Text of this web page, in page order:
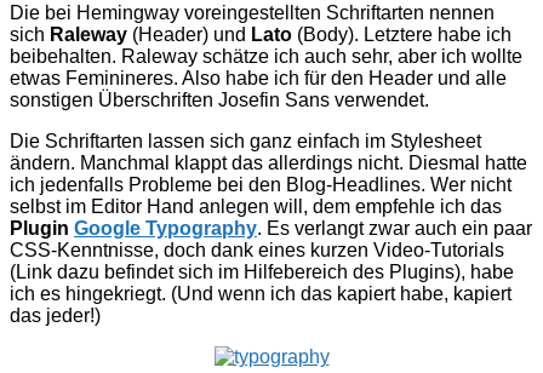
Die bei Hemingway voreingestellten Schriftarten nennen
sich Raleway (Header) und Lato (Body). Letztere habe ich
beibehalten. Raleway schätze ich auch sehr, aber ich wollte
etwas Feminineres. Also habe ich für den Header und alle
sonstigen Überschriften Josefin Sans verwendet.
Die Schriftarten lassen sich ganz einfach im Stylesheet
ändern. Manchmal klappt das allerdings nicht. Diesmal hatte
ich jedenfalls Probleme bei den Blog-Headlines. Wer nicht
selbst im Editor Hand anlegen will, dem empfehle ich das
Plugin Google Typography. Es verlangt zwar auch ein paar
CSS-Kenntnisse, doch dank eines kurzen Video-Tutorials
(Link dazu befindet sich im Hilfebereich des Plugins), habe
ich es hingekriegt. (Und wenn ich das kapiert habe, kapiert
das jeder!)